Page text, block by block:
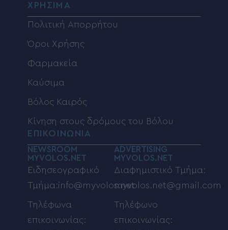
ΧΡΗΣΙΜΑ
Πολιτική Απορρήτου
Όροι Χρήσης
Φαρμακεία
Καύσιμα
Βόλος Καιρός
Κίνηση στους δρόμους του Βόλου
ΕΠΙΚΟΙΝΩΝΙΑ
NEWSROOM
MYVOLOS.NET
Ειδησεογραφικό
Τμήμα:info@myvolos.net
Τηλέφωνα
επικοινωνίας:
ADVERTISING
MYVOLOS.NET
Διαφημιστικό Τμήμα:
myvolos.net@gmail.com
Τηλέφωνο
επικοινωνίας: